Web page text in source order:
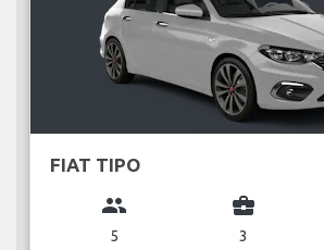
FIAT TIPO
group
5
business_center
3